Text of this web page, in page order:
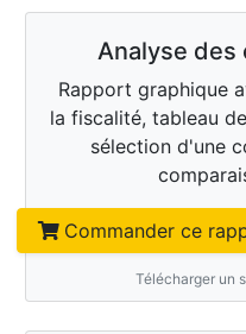
Analyse des
Rapport graphique
la fiscalité, tableau
sélection d'une
Commander ce
Télécharger un